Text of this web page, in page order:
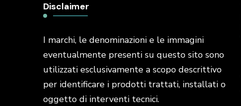
Disclaimer
I marchi, le denominazioni e le immagini
eventualmente presenti su questo sito sono
utilizzati esclusivamente a scopo descrittivo
per identificare i prodotti trattati, installati o
oggetto di interventi tecnici.